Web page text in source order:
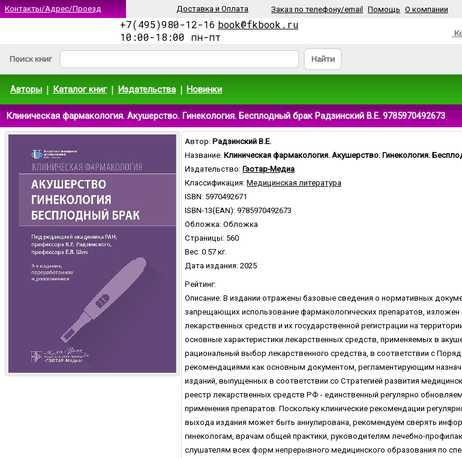
Контакты/Адрес/Проезд Доставка и Оплата Заказ по телефону/email Помощь О компании
+7(495)980-12-16 book@fkbook.ru
10:00-18:00 пн-пт
Поиск книг Найти
Авторы | Каталог книг | Издательства | Новинки
Клиническая фармакология. Акушерство. Гинекология. Бесплодный брак Радзинский В.Е. 9785970492673
Автор: Радзинский В.Е.
Название: Клиническая фармакология. Акушерство. Гинекология.
Издательство: Гэотар-Медиа
Классификация: Медицинская литература
ISBN: 5970492671
ISBN-13(EAN): 9785970492673
Обложка: Обложка
Страницы: 560
Вес: 0.57 кг.
Дата издания: 2025
Рейтинг:
Описание: В издании отражены базовые сведения о нормативных
запрещающих использование фармакологических препаратов,
лекарственных средств и их государственной регистрации на
основные характеристики лекарственных средств, применяемых в
рациональный выбор лекарственного средства, в соответствии с
рекомендациями как основным документом, регламентирующим
изданий, выпущенных в соответствии со Стратегией развития
реестр лекарственных средств РФ - единственный регулярно
применения препаратов. Поскольку клинические рекомендации
выхода издания может быть аннулирована, рекомендуем сверять
гинекологам, врачам общей практики, руководителям лечебно-
слушателям всех форм непрерывного медицинского образования по